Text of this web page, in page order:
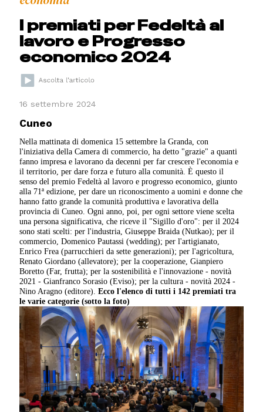
I premiati per Fedeltà al
lavoro e Progresso
economico 2024
16 settembre 2024
Cuneo
Nella mattinata di domenica 15 settembre la Granda, con
l'iniziativa della Camera di commercio, ha detto "grazie" a quanti
fanno impresa e lavorano da decenni per far crescere l'economia e
il territorio, per dare forza e futuro alla comunità. È questo il
senso del premio Fedeltà al lavoro e progresso economico, giunto
alla 71ª edizione, per dare un riconoscimento a uomini e donne che
hanno fatto grande la comunità produttiva e lavorativa della
provincia di Cuneo. Ogni anno, poi, per ogni settore viene scelta
una persona significativa, che riceve il "Sigillo d'oro": per il 2024
sono stati scelti: per l'industria, Giuseppe Braida (Nutkao); per il
commercio, Domenico Pautassi (wedding); per l'artigianato,
Enrico Frea (parrucchieri da sette generazioni); per l'agricoltura,
Renato Giordano (allevatore); per la cooperazione, Gianpiero
Boretto (Far, frutta); per la sostenibilità e l'innovazione - novità
2021 - Gianfranco Sorasio (Eviso); per la cultura - novità 2024 -
Nino Aragno (editore).Ecco l'elenco di tutti i 142 premiati tra
le varie categorie (sotto la foto)